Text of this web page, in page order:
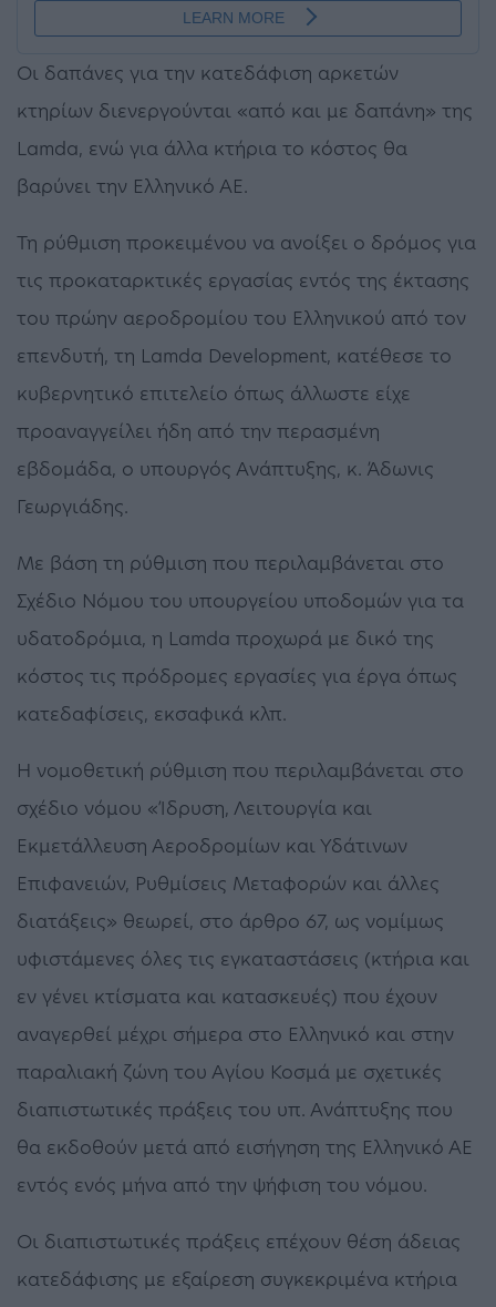
Οι δαπάνες για την κατεδάφιση αρκετών
κτηρίων διενεργούνται «από και με δαπάνη» της
Lamda, ενώ για άλλα κτήρια το κόστος θα
βαρύνει την Ελληνικό ΑΕ.
Τη ρύθμιση προκειμένου να ανοίξει ο δρόμος για
τις προκαταρκτικές εργασίας εντός της έκτασης
του πρώην αεροδρομίου του Ελληνικού από τον
επενδυτή, τη Lamda Development, κατέθεσε το
κυβερνητικό επιτελείο όπως άλλωστε είχε
προαναγγείλει ήδη από την περασμένη
εβδομάδα, ο υπουργός Ανάπτυξης, κ. Άδωνις
Γεωργιάδης.
Με βάση τη ρύθμιση που περιλαμβάνεται στο
Σχέδιο Νόμου του υπουργείου υποδομών για τα
υδατοδρόμια, η Lamda προχωρά με δικό της
κόστος τις πρόδρομες εργασίες για έργα όπως
κατεδαφίσεις, εκσαφικά κλπ.
Η νομοθετική ρύθμιση που περιλαμβάνεται στο
σχέδιο νόμου «Ίδρυση, Λειτουργία και
Εκμετάλλευση Αεροδρομίων και Υδάτινων
Επιφανειών, Ρυθμίσεις Μεταφορών και άλλες
διατάξεις» θεωρεί, στο άρθρο 67, ως νομίμως
υφιστάμενες όλες τις εγκαταστάσεις (κτήρια και
εν γένει κτίσματα και κατασκευές) που έχουν
αναγερθεί μέχρι σήμερα στο Ελληνικό και στην
παραλιακή ζώνη του Αγίου Κοσμά με σχετικές
διαπιστωτικές πράξεις του υπ. Ανάπτυξης που
θα εκδοθούν μετά από εισήγηση της Ελληνικό ΑΕ
εντός ενός μήνα από την ψήφιση του νόμου.
Οι διαπιστωτικές πράξεις επέχουν θέση άδειας
κατεδάφισης με εξαίρεση συγκεκριμένα κτήρια